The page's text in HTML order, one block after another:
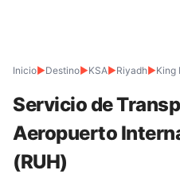
Inicio▶Destino▶KSA▶Riyadh▶King
Servicio de
Aeropuerto
(RUH)